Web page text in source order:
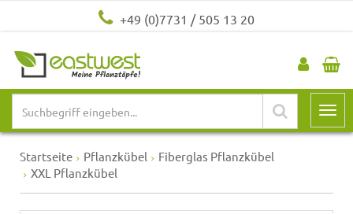
+49 (0)7731 / 505 13 20
Startseite Pflanzkübel
Fiberglas Pflanzkübel
XXL Pflanzkübel